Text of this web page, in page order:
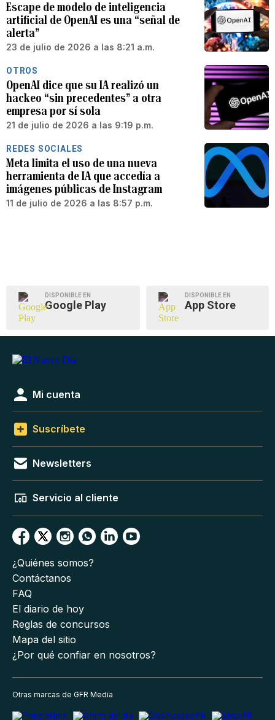
Escape de modelo de inteligencia
artificial de OpenAI es una “señal de
alerta”
23 de julio de 2026 a las 8:21 a.m.
OTROS
OpenAI dice que su IA realizó un
hackeo “sin precedentes” a otra
empresa por sí sola
21 de julio de 2026 a las 9:19 p.m.
REDES SOCIALES
Meta limita el uso de una nueva
herramienta de IA que accedía a
imágenes públicas de Instagram
11 de julio de 2026 a las 8:57 p.m.
DISPONIBLE EN
Google Play
DISPONIBLE EN
App Store
Mi cuenta
Suscríbete
Newsletters
Servicio al cliente
¿Quiénes somos?
Contáctanos
FAQ
El diario de hoy
Reglas de concursos
Mapa del sitio
¿Por qué confiar en nosotros?
Otras marcas de GFR Media